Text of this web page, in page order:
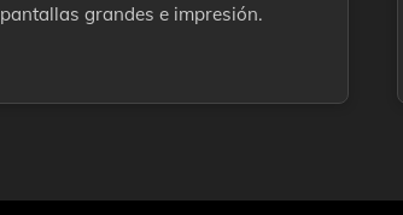
pantallas grandes e impresión.